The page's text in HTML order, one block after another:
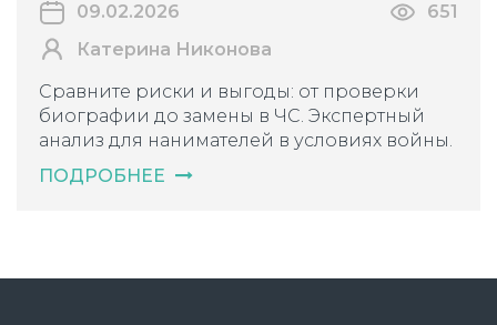
09.02.2026
651
Катерина Никонова
Сравните риски и выгоды: от проверки
биографии до замены в ЧС. Экспертный
анализ для нанимателей в условиях войны.
ПОДРОБНЕЕ